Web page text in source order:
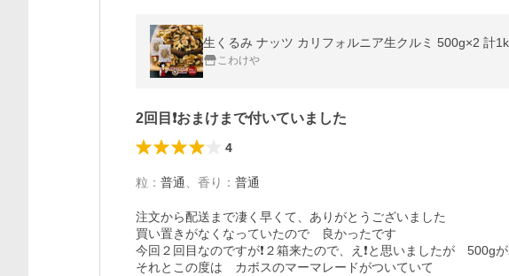
生くるみ ナッツ カリフォルニア生クルミ 500g×2 計
こわけや
2回目❗おまけまで付いていました
4
粒 ： 普通 香り ： 普通
注文から配送まで凄く早くて、ありがとうございました
買い置きがなくなっていたので　良かったです
今回２回目なのですが❗２箱来たので、え❗と思いましたが　500g
それとこの度は　カボスのマーマレードがついていて